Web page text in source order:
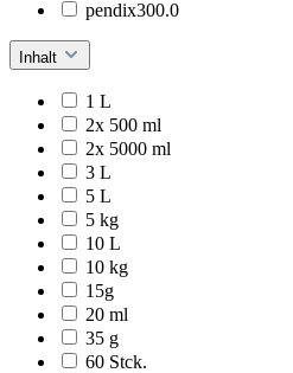
pendix300.0
Inhalt
1 L
2x 500 ml
2x 5000 ml
3 L
5 L
5 kg
10 L
10 kg
15g
20 ml
35 g
60 Stck.